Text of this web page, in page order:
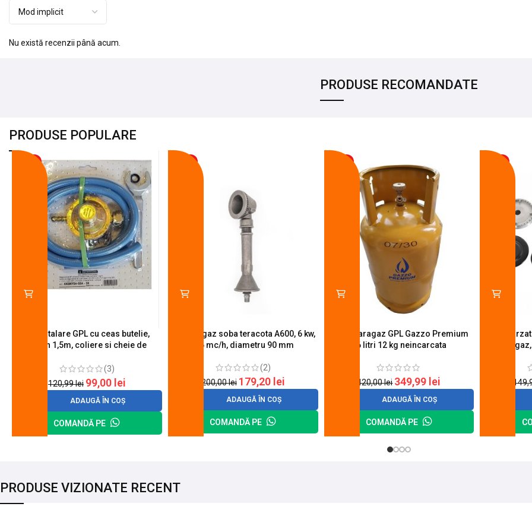
Nu există recenzii până acum.
PRODUSE RECOMANDATE
PRODUSE POPULARE
Kit instalare GPL cu ceas butelie,
furtun 1,5m, coliere si cheie de
(3)
120,99lei 99,00 lei
ADAUGĂ ÎN COȘ
COMANDĂ PE
Arzator gaz soba teracota A600, 6 kw,
0.6 mc/h, diametru 90 mm
(2)
200,00lei 179,20 lei
ADAUGĂ ÎN COȘ
COMANDĂ PE
Butelie aragaz GPL Gazzo Premium
26 litri 12 kg neincarcata
420,00lei 349,99 lei
ADAUGĂ ÎN COȘ
COMANDĂ PE
Set 4
PRODUSE VIZIONATE RECENT